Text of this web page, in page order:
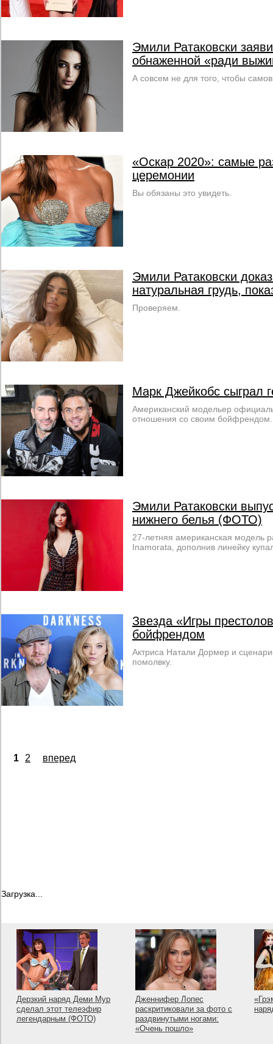
Эмили Ратаковски
обнаженной «ради
А совсем не для того, чтобы
«Оскар 2020»: самые
церемонии
Вы обязаны это увидеть.
Эмили Ратаковски
натуральная грудь,
Проверяем.
Марк Джейкобс сыграл
Американский модельер
отношения со своим бойфрендом.
Эмили Ратаковски
нижнего белья (ФОТО)
27-летняя американская модель
Inamorata, дополнив линейку
Звезда «Игры
бойфрендом
Актриса Натали Дормер и
помолвку.
1 2 вперед
Загрузка...
Дерзкий наряд Деми Мур
сделал этот телеэфир
легендарным (ФОТО)
Дженнифер Лопес
раскритиковали за фото с
раздвинутыми ногами:
«Очень пошло»